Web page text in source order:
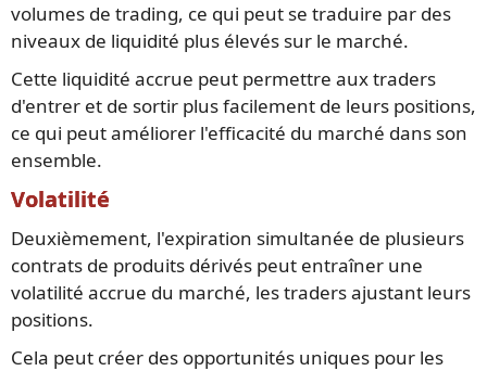
volumes de trading, ce qui peut se traduire par des
niveaux de liquidité plus élevés sur le marché.
Cette liquidité accrue peut permettre aux traders
d'entrer et de sortir plus facilement de leurs positions,
ce qui peut améliorer l'efficacité du marché dans son
ensemble.
Volatilité
Deuxièmement, l'expiration simultanée de plusieurs
contrats de produits dérivés peut entraîner une
volatilité accrue du marché, les traders ajustant leurs
positions.
Cela peut créer des opportunités uniques pour les